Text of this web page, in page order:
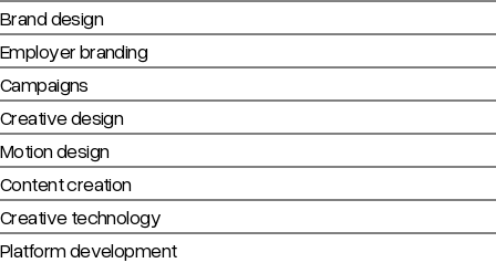
Brand design
Employer branding
Campaigns
Creative design
Motion design
Content creation
Creative technology
Platform development